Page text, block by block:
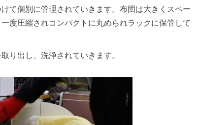
て個別に管理されていきます。布団は大きくスペー
度圧縮されコンパクトに丸められラックに保管して
り出し、洗浄されていきます。